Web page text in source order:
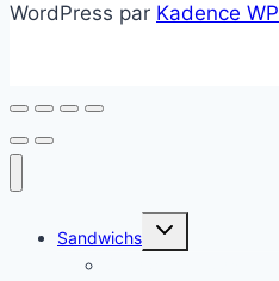
WordPress par Kadence WP
Sandwichs
Ouvrir/fermer